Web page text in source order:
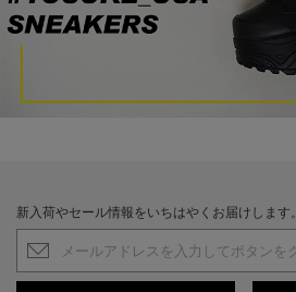
新入荷やセール情報をいちはやくお届けします。